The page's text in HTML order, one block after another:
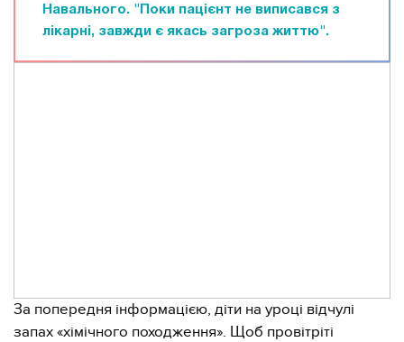
Навального. "Поки пацієнт не виписався з
лікарні, завжди є якась загроза життю".
За попередня інформацією, діти на уроці відчулі
запах «хімічного походження». Щоб провітріті